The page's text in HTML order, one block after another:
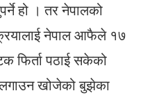
हो । तर नेपालको
नेपाल आफैले १७
फिर्ता पठाई सकेको
लगाउन खोजेको बुझेका